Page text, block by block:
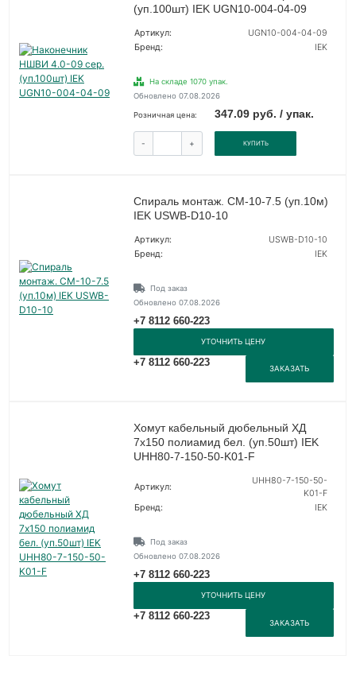
(уп.100шт) IEK UGN10-004-04-09
Артикул:
UGN10-004-04-09
Бренд:
IEK
На складе 1070 упак.
Обновлено 07.08.2026
Розничная цена: 347.09 руб. / упак.
- + КУПИТЬ
Спираль монтаж. СМ-10-7.5 (уп.10м)
IEK USWB-D10-10
Артикул:
USWB-D10-10
Бренд:
IEK
Под заказ
Обновлено 07.08.2026
+7 8112 660-223
УТОЧНИТЬ ЦЕНУ
+7 8112 660-223
ЗАКАЗАТЬ
Хомут кабельный дюбельный ХД
7х150 полиамид бел. (уп.50шт) IEK
UHH80-7-150-50-K01-F
Артикул:
UHH80-7-150-50-
K01-F
Бренд:
IEK
Под заказ
Обновлено 07.08.2026
+7 8112 660-223
УТОЧНИТЬ ЦЕНУ
+7 8112 660-223
ЗАКАЗАТЬ